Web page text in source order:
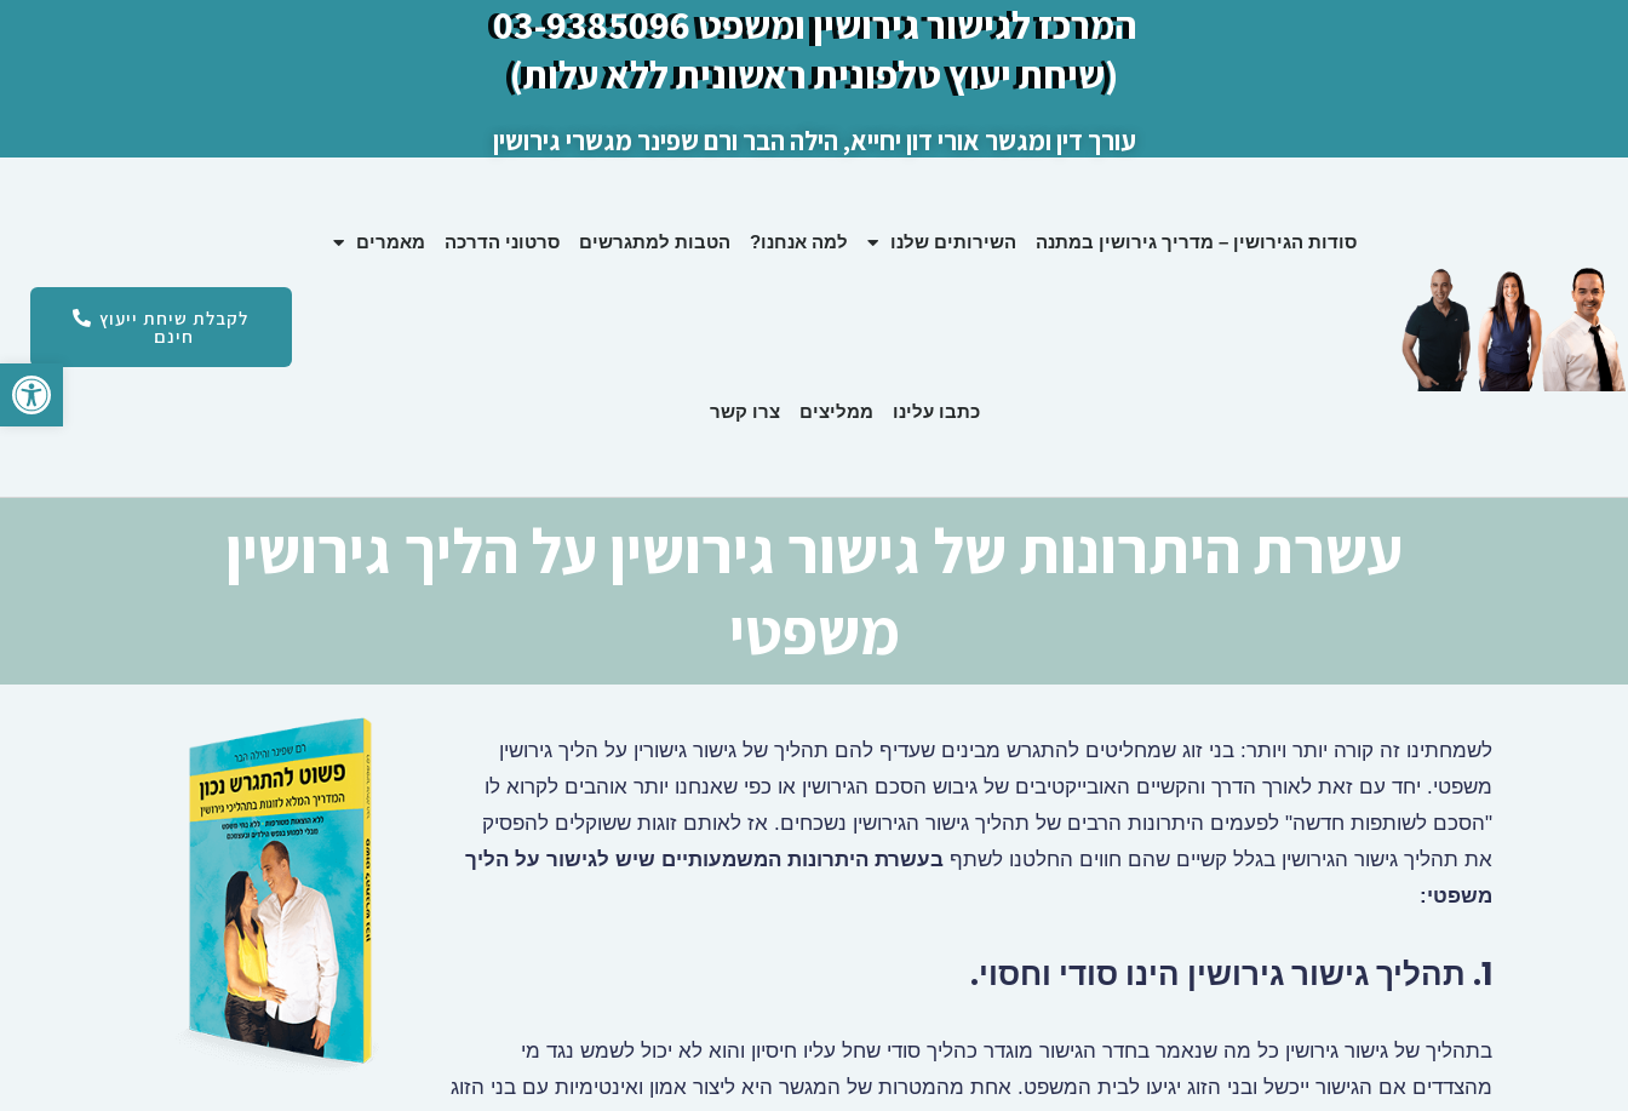
פתח
המרכז לגישור גירושין ומשפט 03-9385096
(שיחת יעוץ טלפונית ראשונית ללא עלות)
עורך דין ומגשר אורי דון יחייא, הילה הבר ורם שפינר מגשרי גירושין
סודות הגירושין – מדריך גירושין במתנה השירותים שלנו למה אנחנו? הטבות למתגרשים סרטוני הדרכה מאמרים
כתבו עלינו ממליצים צרו קשר
לקבלת שיחת ייעוץ
חינם
עשרת היתרונות של גישור גירושין על הליך גירושין
משפטי
לשמחתינו זה קורה יותר ויותר: בני זוג שמחליטים להתגרש מבינים שעדיף להם תהליך של גישור גישורין על הליך גירושין
משפטי. יחד עם זאת לאורך הדרך והקשיים האובייקטיבים של גיבוש הסכם הגירושין או כפי שאנחנו יותר אוהבים לקרוא לו
"הסכם לשותפות חדשה" לפעמים היתרונות הרבים של תהליך גישור הגירושין נשכחים. אז לאותם זוגות ששוקלים להפסיק
את תהליך גישור הגירושין בגלל קשיים שהם חווים החלטנו לשתף בעשרת היתרונות המשמעותיים שיש לגישור על הליך
משפטי:
1. תהליך גישור גירושין הינו סודי וחסוי.
בתהליך של גישור גירושין כל מה שנאמר בחדר הגישור מוגדר כהליך סודי שחל עליו חיסיון והוא לא יכול לשמש נגד מי
מהצדדים אם הגישור ייכשל ובני הזוג יגיעו לבית המשפט. אחת מהמטרות של המגשר היא ליצור אמון ואינטימיות עם בני הזוג